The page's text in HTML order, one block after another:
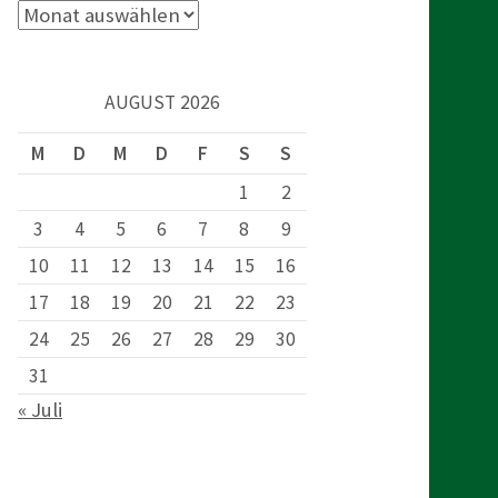
e
n
a
c
A
i
v
AUGUST 2026
M D M D F S
S
1
2
3
4 5 6 7 8
9
10
11 12 13 14 15
16
17
18 19 20 21 22
23
24
25 26 27 28 29
30
31
« Juli